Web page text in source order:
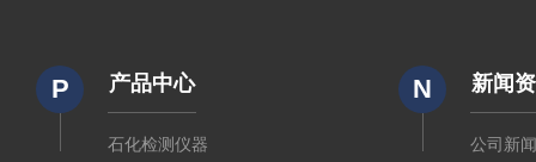
P 产品中心
石化检测仪器
N 新闻
公司新